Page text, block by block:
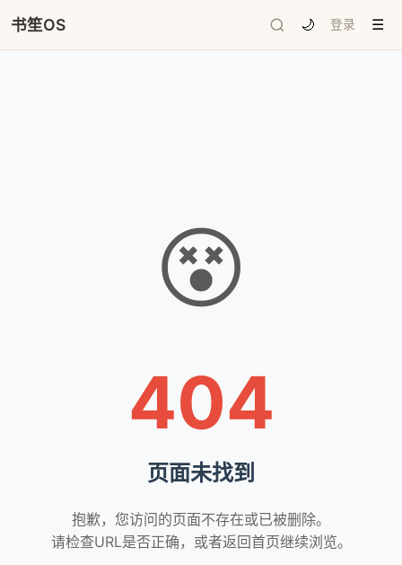
书笙OS 🌙 登录 ☰
😵
404
页面未找到
抱歉，您访问的页面不存在或已被删除。
请检查URL是否正确，或者返回首页继续浏览。